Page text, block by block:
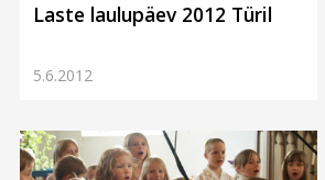
Laste laulupäev 2012 Türil
5.6.2012